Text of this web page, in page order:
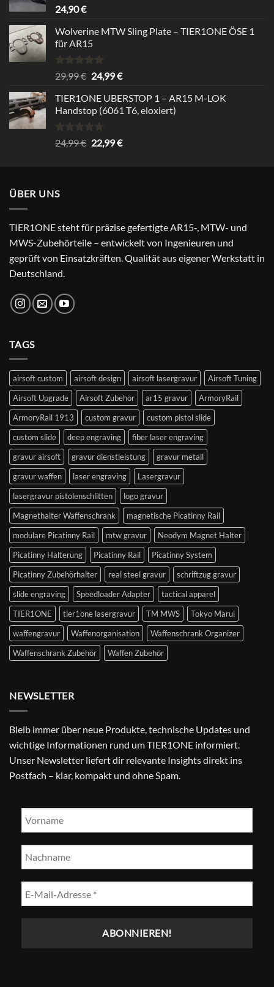
24,90€
Wolverine MTW Sling Plate – TIER1ONE ÖSE 1
für AR15
Rated5.00
out of 5
29,99€ Original
was:
29,99 €.
24,99€Current
is:
24,99 €.
TIER1ONE UBERSTOP 1 – AR15 M-LOK
Handstop (6061 T6, eloxiert)
Rated4.67
out of 5
24,99€ Original
22,99€Current
ÜBER UNS
TIER1ONE steht für präzise gefertigte AR15-, MTW- und
MWS-Zubehörteile – entwickelt von Ingenieuren und
geprüft von Einsatzkräften. Qualität aus eigener Werkstatt in
Deutschland.
TAGS
airsoft custom airsoft design airsoft lasergravur
Airsoft Tuning
Airsoft Upgrade
Airsoft Zubehör ar15 gravur
ArmoryRail
ArmoryRail 1913
custom gravur
custom pistol slide
custom slide
deep engraving
fiber laser engraving
gravur airsoft
gravur dienstleistung
gravur metall
gravur waffen
laser engraving
Lasergravur
lasergravur pistolenschlitten
logo gravur
Magnethalter Waffenschrank
magnetische Picatinny Rail
modulare Picatinny Rail
mtw gravur
Neodym Magnet Halter
Picatinny Halterung
Picatinny Rail
Picatinny System
Picatinny Zubehörhalter
real steel gravur
schriftzug gravur
slide engraving
Speedloader Adapter
tactical apparel
TIER1ONE
tier1one lasergravur TM MWS
Tokyo Marui
waffengravur
Waffenorganisation
Waffenschrank Organizer
Waffenschrank Zubehör
Waffen Zubehör
NEWSLETTER
Bleib immer über neue Produkte, technische Updates und
wichtige Informationen rund um TIER1ONE informiert.
Unser Newsletter liefert dir relevante Insights direkt ins
Postfach – klar, kompakt und ohne Spam.